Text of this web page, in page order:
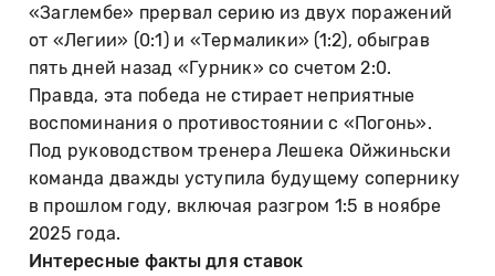
«Заглембе» прервал серию из двух поражений
от «Легии» (0:1) и «Термалики» (1:2), обыграв
пять дней назад «Гурник» со счетом 2:0.
Правда, эта победа не стирает неприятные
воспоминания о противостоянии с «Погонь».
Под руководством тренера Лешека Ойжиньски
команда дважды уступила будущему сопернику
в прошлом году, включая разгром 1:5 в ноябре
2025 года.
Интересные факты для ставок